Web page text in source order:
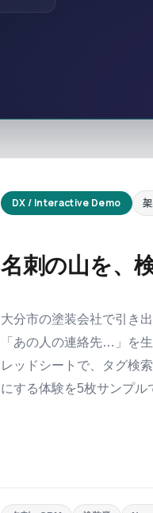
DX / Interactive Demo
名刺の山を、
大分市の塗装会社で引き
「あの人の連絡先…」を
レッドシートで、タグ検
にする体験を5枚サンプル